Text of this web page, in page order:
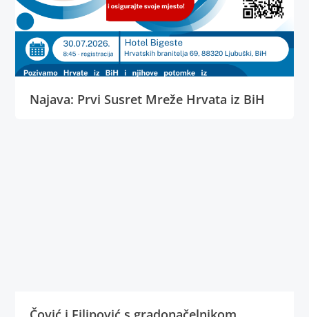
Najava: Prvi Susret Mreže Hrvata iz BiH